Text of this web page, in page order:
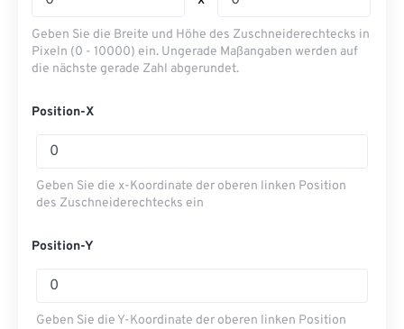
Geben Sie die Breite und Höhe des Zuschneiderechtecks ​​in
Pixeln (0 - 10000) ein. Ungerade Maßangaben werden auf
die nächste gerade Zahl abgerundet.
Position-X
Geben Sie die x-Koordinate der oberen linken Position
des Zuschneiderechtecks ​​ein
Position-Y
Geben Sie die Y-Koordinate der oberen linken Position